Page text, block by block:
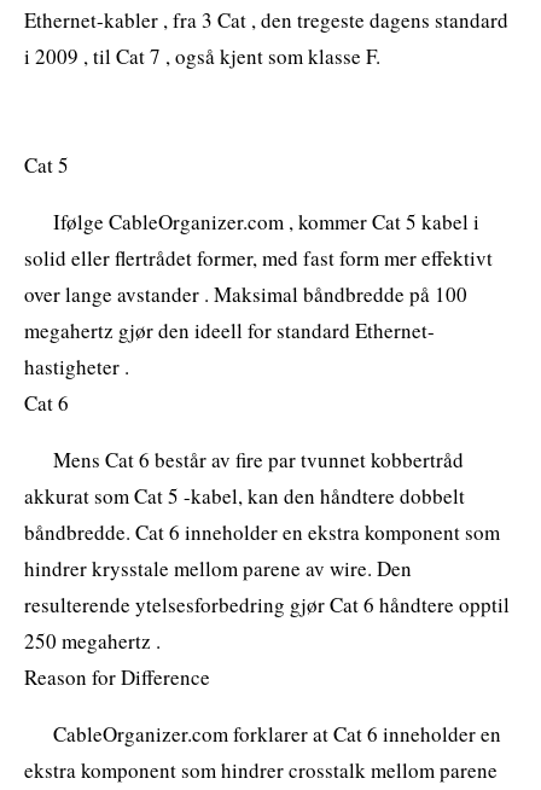
Ethernet-kabler , fra 3 Cat , den tregeste dagens standard
i 2009 , til Cat 7 , også kjent som klasse F.
Cat 5
Ifølge CableOrganizer.com , kommer Cat 5 kabel i
solid eller flertrådet former, med fast form mer effektivt
over lange avstander . Maksimal båndbredde på 100
megahertz gjør den ideell for standard Ethernet-
hastigheter .
Cat 6
Mens Cat 6 består av fire par tvunnet kobbertråd
akkurat som Cat 5 -kabel, kan den håndtere dobbelt
båndbredde. Cat 6 inneholder en ekstra komponent som
hindrer krysstale mellom parene av wire. Den
resulterende ytelsesforbedring gjør Cat 6 håndtere opptil
250 megahertz .
Reason for Difference
CableOrganizer.com forklarer at Cat 6 inneholder en
ekstra komponent som hindrer crosstalk mellom parene